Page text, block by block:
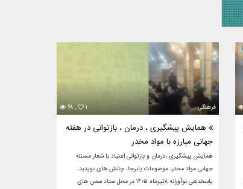
۶۸ , ۱ فرهنگی
همایش پیشگیری ، درمان ، بازتوانی در هفته
جهانی مبارزه با مواد مخدر
همایش پیشگیری ،درمان و بازتوانی اعتیاد با شعار مسئله
جهانی مواد مخدر، موضوعات پابرجا، چالش های نوپدید،
پاسخدهی نوآورانه ۸تیرماه ۱۴۰۵ در محل ستاد سمن های